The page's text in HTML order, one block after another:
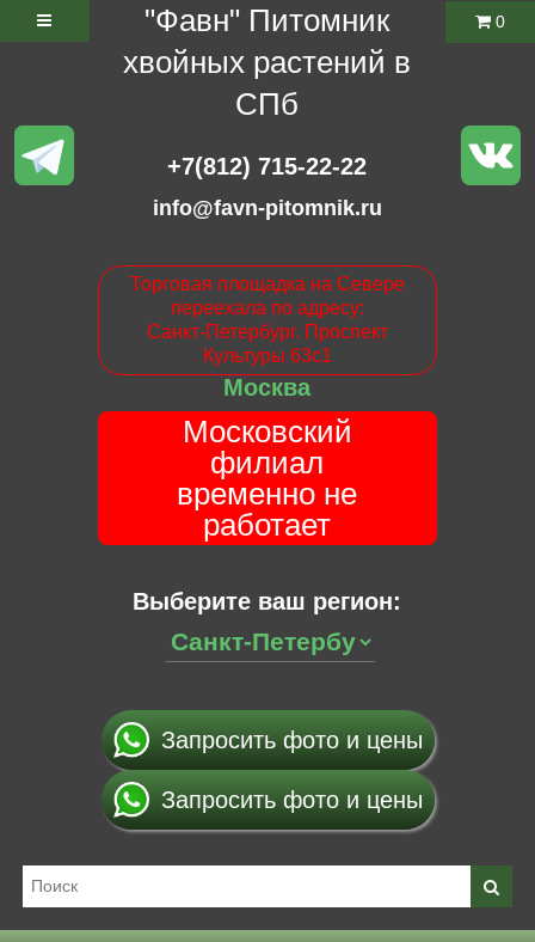
"Фавн" Питомник
хвойных растений в
СПб
+7(812) 715-22-22
info@favn-pitomnik.ru
Торговая площадка на Севере
переехала по адресу:
Санкт-Петербург. Проспект
Культуры 63с1
Москва
Московский
филиал
временно не
работает
Выберите ваш регион:
0
Запросить фото и цены
Запросить фото и цены